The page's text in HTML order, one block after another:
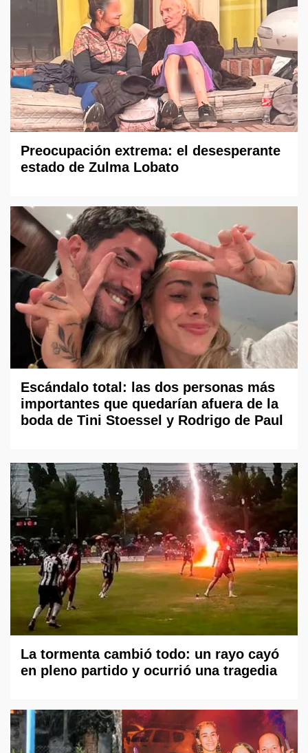
Preocupación extrema: el desesperante
estado de Zulma Lobato
Escándalo total: las dos personas más
importantes que quedarían afuera de la
boda de Tini Stoessel y Rodrigo de Paul
La tormenta cambió todo: un rayo cayó
en pleno partido y ocurrió una tragedia